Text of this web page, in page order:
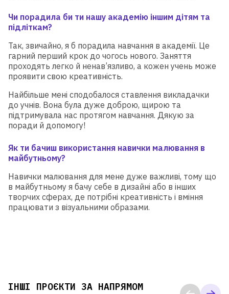
Чи порадила би ти нашу академію іншим дітям та
підліткам?
Так, звичайно, я б порадила навчання в академії. Це
гарний перший крок до чогось нового. Заняття
проходять легко й ненав’язливо, а кожен учень може
проявити свою креативність.
Найбільше мені сподобалося ставлення викладачки
до учнів. Вона була дуже доброю, щирою та
підтримувала нас протягом навчання. Дякую за
поради й допомогу!
Як ти бачиш використання навички малювання в
майбутньому?
Навички малювання для мене дуже важливі, тому що
в майбутньому я бачу себе в дизайні або в інших
творчих сферах, де потрібні креативність і вміння
працювати з візуальними образами.
ІНШІ ПРОЄКТИ ЗА НАПРЯМОМ
ЛІТНЯ МАЙСТЕРНЯ GOITEENS
ЗАМІСТЬ ЛІТА В ТЕЛЕФОНІ
— 8+ ГОТОВИХ РОБІТ ЗА 4
ТИЖНІ